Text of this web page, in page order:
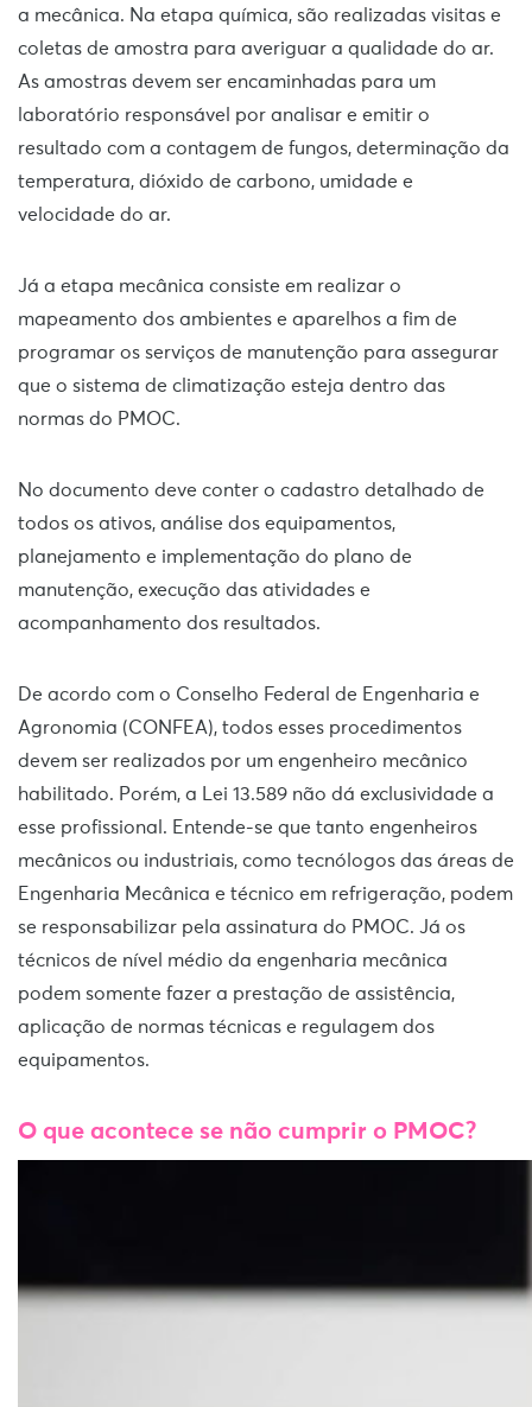
a mecânica. Na etapa química, são realizadas visitas e
coletas de amostra para averiguar a qualidade do ar.
As amostras devem ser encaminhadas para um
laboratório responsável por analisar e emitir o
resultado com a contagem de fungos, determinação da
temperatura, dióxido de carbono, umidade e
velocidade do ar.
Já a etapa mecânica consiste em realizar o
mapeamento dos ambientes e aparelhos a fim de
programar os serviços de manutenção para assegurar
que o sistema de climatização esteja dentro das
normas do PMOC.
No documento deve conter o cadastro detalhado de
todos os ativos, análise dos equipamentos,
planejamento e implementação do plano de
manutenção, execução das atividades e
acompanhamento dos resultados.
De acordo com o Conselho Federal de Engenharia e
Agronomia (CONFEA), todos esses procedimentos
devem ser realizados por um engenheiro mecânico
habilitado. Porém, a Lei 13.589 não dá exclusividade a
esse profissional. Entende-se que tanto engenheiros
mecânicos ou industriais, como tecnólogos das áreas de
Engenharia Mecânica e técnico em refrigeração, podem
se responsabilizar pela assinatura do PMOC. Já os
técnicos de nível médio da engenharia mecânica
podem somente fazer a prestação de assistência,
aplicação de normas técnicas e regulagem dos
equipamentos.
O que acontece se não cumprir o PMOC?